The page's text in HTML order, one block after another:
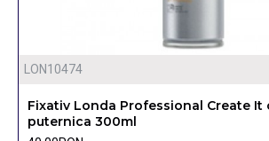
LON10474
Fixativ Londa Professional Create It
puternica 300ml